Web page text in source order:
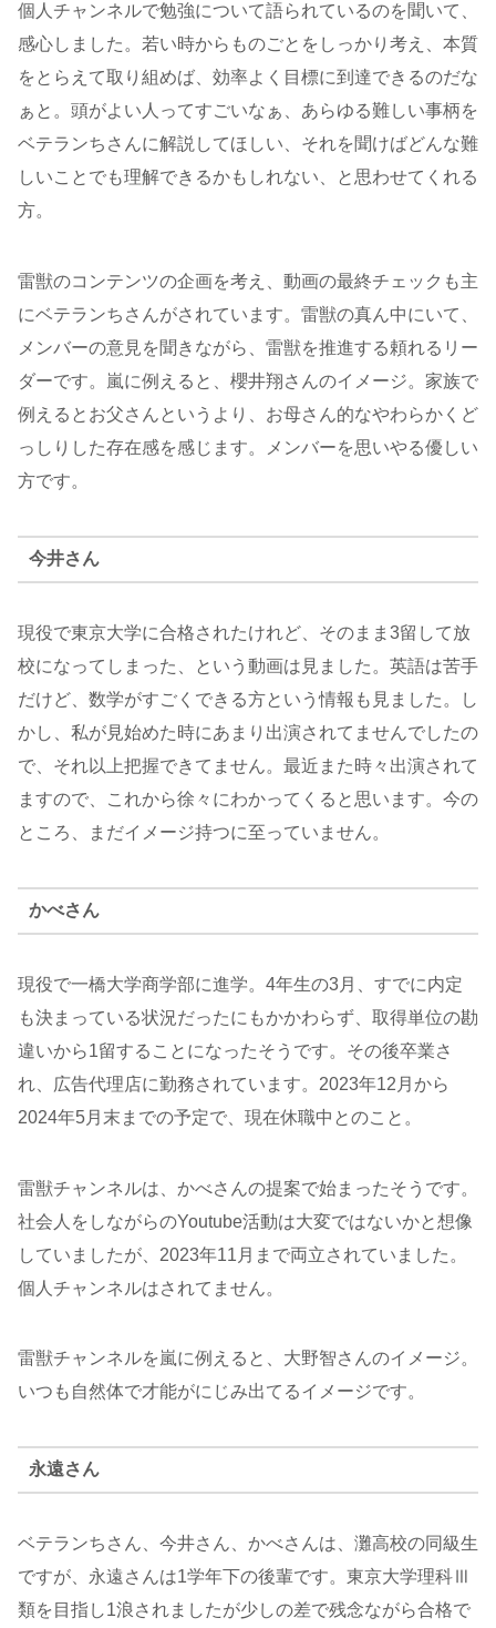
個人チャンネルで勉強について語られているのを聞いて、
感心しました。若い時からものごとをしっかり考え、本質
をとらえて取り組めば、効率よく目標に到達できるのだな
ぁと。頭がよい人ってすごいなぁ、あらゆる難しい事柄を
ベテランちさんに解説してほしい、それを聞けばどんな難
しいことでも理解できるかもしれない、と思わせてくれる
方。
雷獣のコンテンツの企画を考え、動画の最終チェックも主
にベテランちさんがされています。雷獣の真ん中にいて、
メンバーの意見を聞きながら、雷獣を推進する頼れるリー
ダーです。嵐に例えると、櫻井翔さんのイメージ。家族で
例えるとお父さんというより、お母さん的なやわらかくど
っしりした存在感を感じます。メンバーを思いやる優しい
方です。
今井さん
現役で東京大学に合格されたけれど、そのまま3留して放
校になってしまった、という動画は見ました。英語は苦手
だけど、数学がすごくできる方という情報も見ました。し
かし、私が見始めた時にあまり出演されてませんでしたの
で、それ以上把握できてません。最近また時々出演されて
ますので、これから徐々にわかってくると思います。今の
ところ、まだイメージ持つに至っていません。
かべさん
現役で一橋大学商学部に進学。4年生の3月、すでに内定
も決まっている状況だったにもかかわらず、取得単位の勘
違いから1留することになったそうです。その後卒業さ
れ、広告代理店に勤務されています。2023年12月から
2024年5月末までの予定で、現在休職中とのこと。
雷獣チャンネルは、かべさんの提案で始まったそうです。
社会人をしながらのYoutube活動は大変ではないかと想像
していましたが、2023年11月まで両立されていました。
個人チャンネルはされてません。
雷獣チャンネルを嵐に例えると、大野智さんのイメージ。
いつも自然体で才能がにじみ出てるイメージです。
永遠さん
ベテランちさん、今井さん、かべさんは、灘高校の同級生
ですが、永遠さんは1学年下の後輩です。東京大学理科Ⅲ
類を目指し1浪されましたが少しの差で残念ながら合格で